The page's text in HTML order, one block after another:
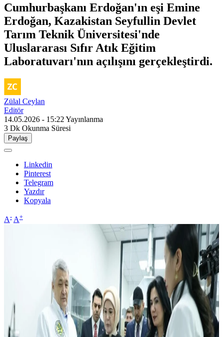
Cumhurbaşkanı Erdoğan'ın eşi Emine
Erdoğan, Kazakistan Seyfullin Devlet
Tarım Teknik Üniversitesi'nde
Uluslararası Sıfır Atık Eğitim
Laboratuvarı'nın açılışını gerçekleştirdi.
Zülal Ceylan
Editör
14.05.2026 - 15:22 Yayınlanma
3 Dk Okunma Süresi
Paylaş
Linkedin
Pinterest
Telegram
Yazdır
Kopyala
A- A+